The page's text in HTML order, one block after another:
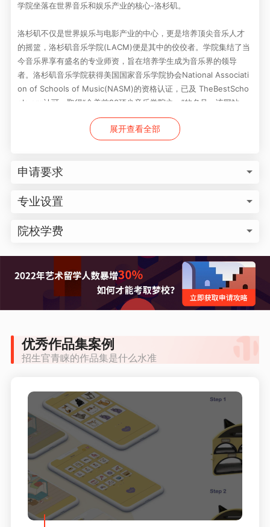
学院坐落在世界音乐和娱乐产业的核心-洛杉矶。
洛杉矶不仅是世界娱乐与电影产业的中心，更是培养顶尖音乐人才
的摇篮，洛杉矶音乐学院(LACM)便是其中的佼佼者。学院集结了当
今音乐界享有盛名的专业师资，旨在培养学生成为音乐界的领导
者。洛杉矶音乐学院获得美国国家音乐学院协会National Associati
on of Schools of Music(NASM)的资格认证，已及 TheBestScho
ols.org认可，取得“全美前20顶尖音乐学院之一”的名号。该网站
中，洛杉矶音乐学院名列第十六，西海岸排名第一。
展开查看全部
申请要求
专业设置
院校学费
优秀作品集案例
招生官青睐的作品集是什么水准